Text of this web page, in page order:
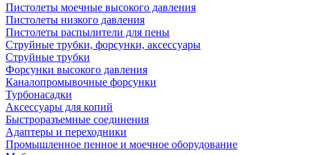
Пистолеты моечные высокого давления
Пистолеты низкого давления
Пистолеты распылители для пены
Струйные трубки, форсунки, аксессуары
Струйные трубки
Форсунки высокого давления
Каналопромывочные форсунки
Турбонасадки
Аксессуары для копий
Быстроразъемные соединения
Адаптеры и переходники
Промышленное пенное и моечное оборудование